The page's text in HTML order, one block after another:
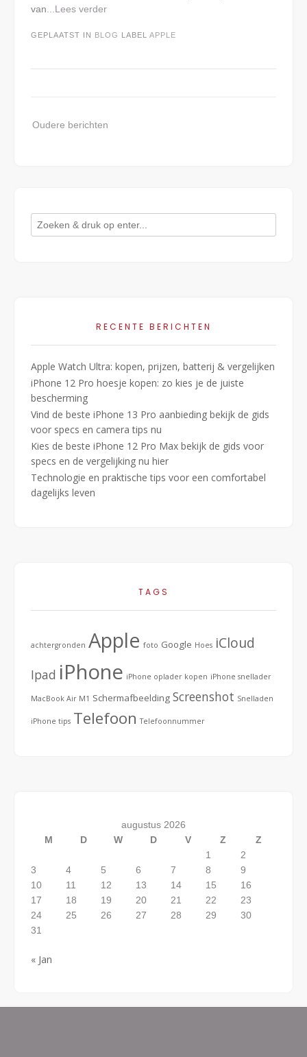
van ...Lees verder
GEPLAATST IN BLOG LABEL APPLE
Berichten
Oudere berichten
RECENTE BERICHTEN
Apple Watch Ultra: kopen, prijzen, batterij & vergelijken
iPhone 12 Pro hoesje kopen: zo kies je de juiste
bescherming
Vind de beste iPhone 13 Pro aanbieding bekijk de gids
voor specs en camera tips nu
Kies de beste iPhone 12 Pro Max bekijk de gids voor
specs en de vergelijking nu hier
Technologie en praktische tips voor een comfortabel
dagelijks leven
TAGS
achtergronden Apple foto Google Hoes iCloud
Ipad iPhone iPhone oplader kopen iPhone snellader
MacBook Air M1 Schermafbeelding Screenshot Snelladen
iPhone tips Telefoon Telefoonnummer
augustus 2026
M
D W D V Z
Z
1
2
3
4 5 6 7 8
9
10
11 12 13 14 15
16
17
18 19 20 21 22
23
24
25 26 27 28 29
30
31
« Jan